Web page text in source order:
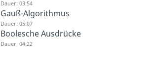
Dauer: 03:54
Gauß-Algorithmus
Dauer: 05:07
Boolesche Ausdrücke
Dauer: 04:22